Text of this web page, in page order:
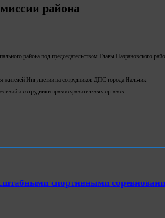
района
района под председательством Главы Назрановского
жителей Ингушетии на сотрудников ДПС города Нальчик.
и сотрудники правоохранительных органов.
спортивными